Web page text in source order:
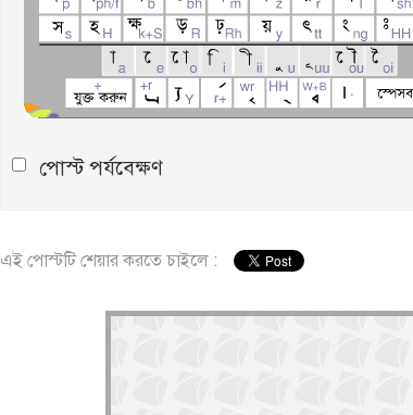
পোস্ট পর্যবেক্ষণ
এই পোস্টটি শেয়ার করতে চাইলে :